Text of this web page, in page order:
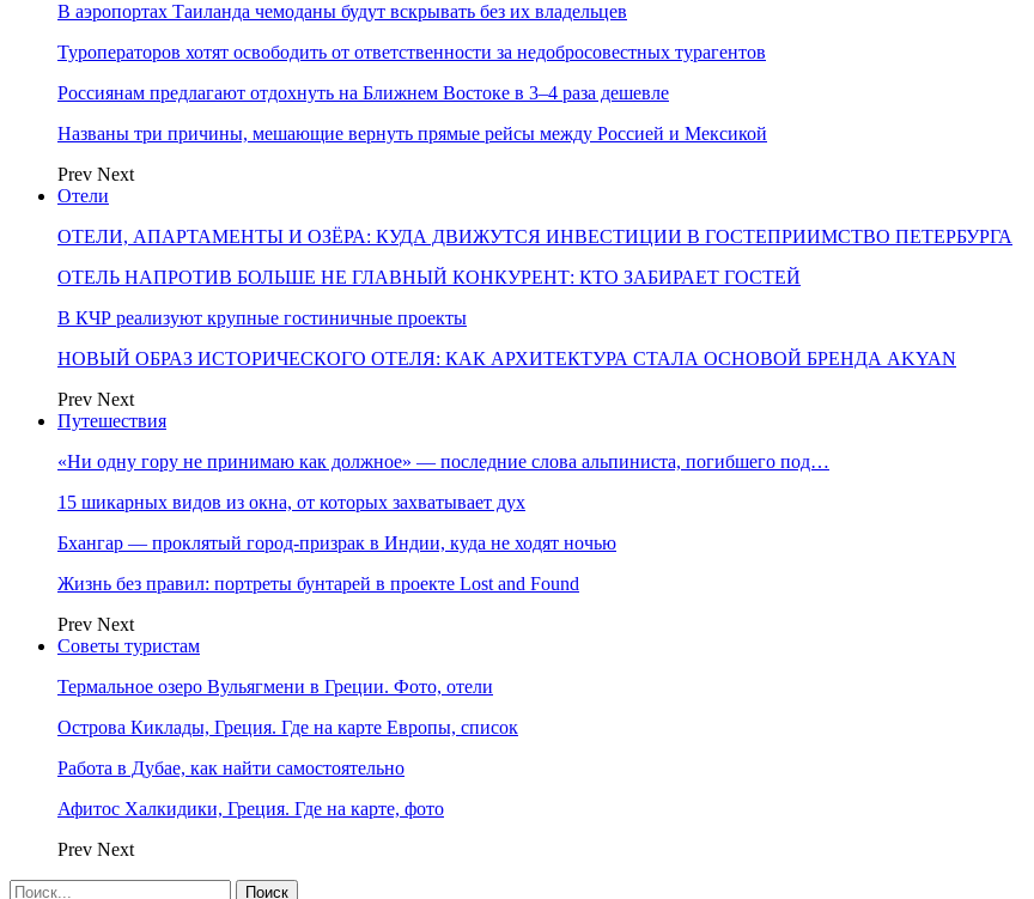
В аэропортах Таиланда чемоданы будут вскрывать без их владельцев
Туроператоров хотят освободить от ответственности за недобросовестных турагентов
Россиянам предлагают отдохнуть на Ближнем Востоке в 3–4 раза дешевле
Названы три причины, мешающие вернуть прямые рейсы между Россией и Мексикой
Prev Next
Отели
ОТЕЛИ, АПАРТАМЕНТЫ И ОЗЁРА: КУДА ДВИЖУТСЯ ИНВЕСТИЦИИ В ГОСТЕПРИИМСТВО ПЕТЕРБУРГА
ОТЕЛЬ НАПРОТИВ БОЛЬШЕ НЕ ГЛАВНЫЙ КОНКУРЕНТ: КТО ЗАБИРАЕТ ГОСТЕЙ
В КЧР реализуют крупные гостиничные проекты
НОВЫЙ ОБРАЗ ИСТОРИЧЕСКОГО ОТЕЛЯ: КАК АРХИТЕКТУРА СТАЛА ОСНОВОЙ БРЕНДА AKYAN
Prev Next
Путешествия
«Ни одну гору не принимаю как должное» — последние слова альпиниста, погибшего под…
15 шикарных видов из окна, от которых захватывает дух
Бхангар — проклятый город-призрак в Индии, куда не ходят ночью
Жизнь без правил: портреты бунтарей в проекте Lost and Found
Prev Next
Советы туристам
Термальное озеро Вульягмени в Греции. Фото, отели
Острова Киклады, Греция. Где на карте Европы, список
Работа в Дубае, как найти самостоятельно
Афитос Халкидики, Греция. Где на карте, фото
Prev Next